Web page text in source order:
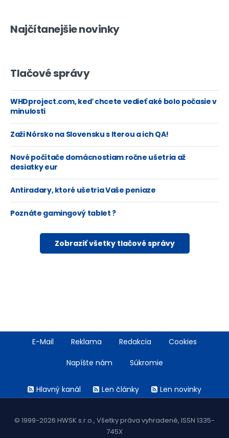
Najčítanejšie novinky
Tlačové správy
WHDproject.com, keď chcete vedieť aké bolo počasie v
minulosti
Zaži Nórsko na Slovensku s Iterou a ich QA!
Nové počítače domácnostiam ročne ušetria až
desiatky eur
Antiradary, ktoré ušetria Vaše peniaze
Poznáte gamingový tablet ?
Zobraziť všetky tlačové správy
FooterE-Mail Reklama Redakcia Cookies
Napíšte nám Súkromie
menuHlavný kanál Len články Len novinky
© 1999-2026 HWSK s.r.o., Všetky práva vyhradené, ISSN 1335-
745X